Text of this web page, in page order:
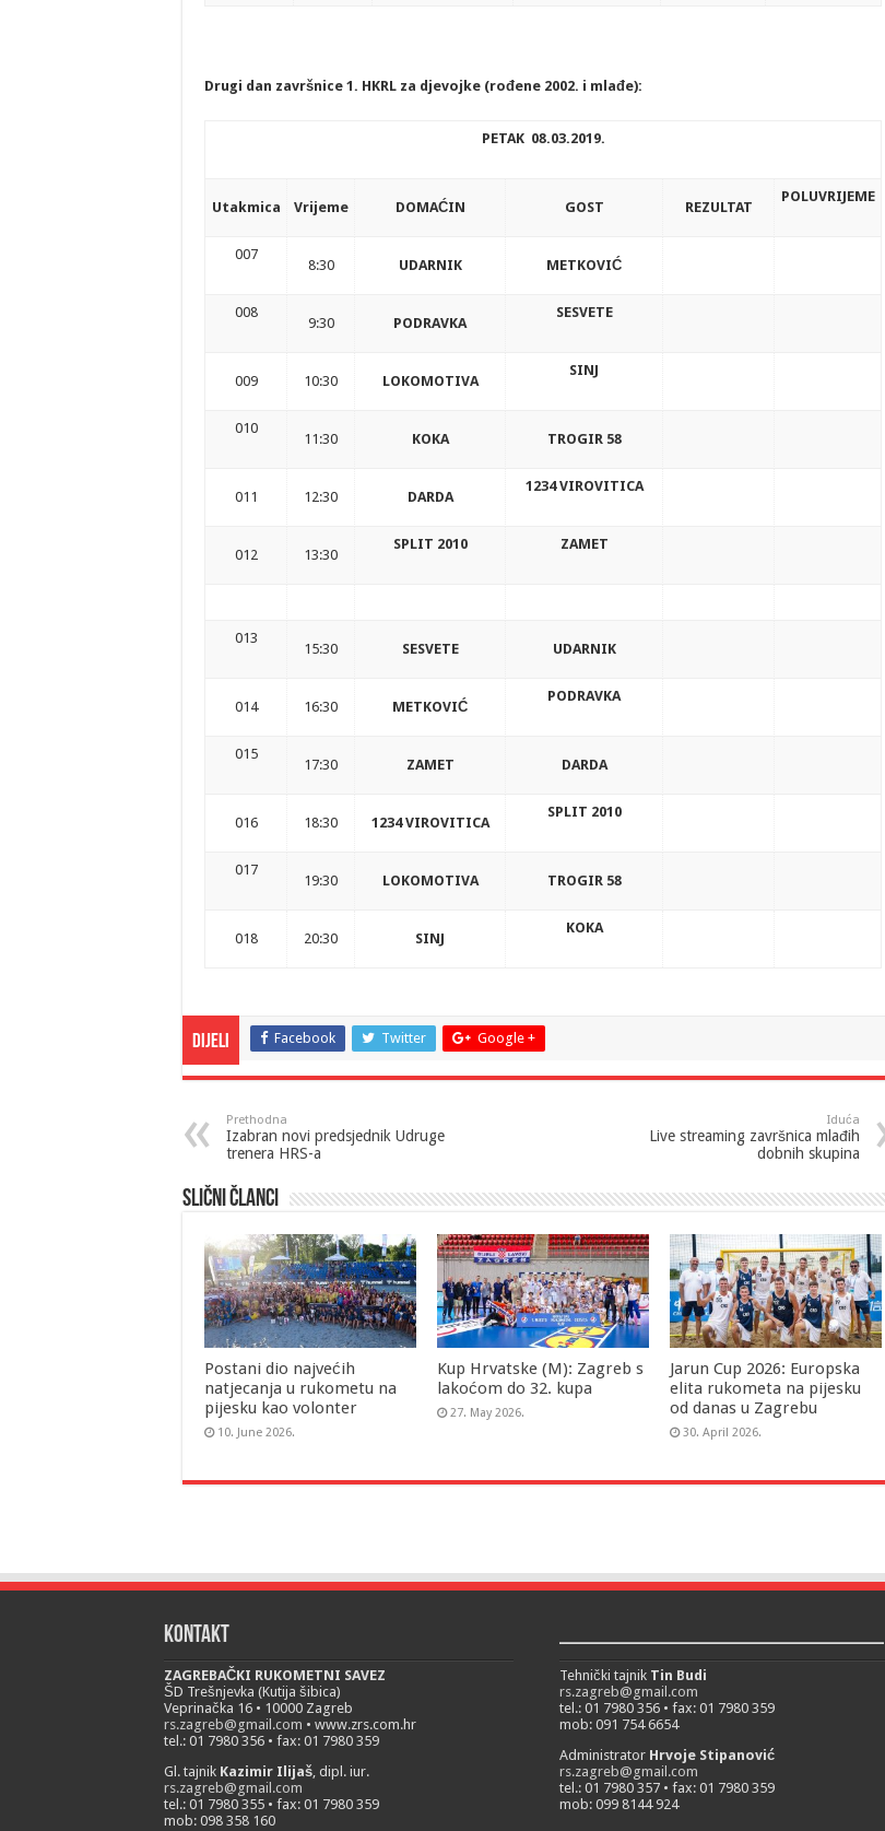
Drugi dan završnice 1. HKRL za djevojke (rođene 2002. i mlađe):
PETAK 08.03.2019.
Utakmica Vrijeme DOMAĆIN GOST REZULTAT
POLUVRIJEME
007
8:30 UDARNIK METKOVIĆ
008
9:30 PODRAVKA
SESVETE
009 10:30 LOKOMOTIVA
SINJ
010
11:30 KOKA TROGIR 58
011 12:30 DARDA
1234 VIROVITICA
012 13:30
SPLIT 2010 ZAMET
013
15:30 SESVETE UDARNIK
014 16:30 METKOVIĆ
PODRAVKA
015
17:30 ZAMET DARDA
016 18:30 1234 VIROVITICA
SPLIT 2010
017
19:30 LOKOMOTIVA TROGIR 58
018 20:30 SINJ
KOKA
Dijeli Facebook Twitter Google +
Prethodna
Izabran novi predsjednik Udruge
trenera HRS-a
Iduća
Live streaming završnica mlađih
dobnih skupina
Slični članci
Postani dio najvećih
natjecanja u rukometu na
pijesku kao volonter
10. June 2026.
Kup Hrvatske (M): Zagreb s
lakoćom do 32. kupa
27. May 2026.
Jarun Cup 2026: Europska
elita rukometa na pijesku
od danas u Zagrebu
30. April 2026.
Kontakt
ZAGREBAČKI RUKOMETNI SAVEZ
ŠD Trešnjevka (Kutija šibica)
Veprinačka 16 • 10000 Zagreb
rs.zagreb@gmail.com • www.zrs.com.hr
tel.: 01 7980 356 • fax: 01 7980 359
Gl. tajnik Kazimir Ilijaš, dipl. iur.
rs.zagreb@gmail.com
tel.: 01 7980 355 • fax: 01 7980 359
mob: 098 358 160
___________________________
Tehnički tajnik Tin Budi
rs.zagreb@gmail.com
tel.: 01 7980 356 • fax: 01 7980 359
mob: 091 754 6654
Administrator Hrvoje Stipanović
rs.zagreb@gmail.com
tel.: 01 7980 357 • fax: 01 7980 359
mob: 099 8144 924